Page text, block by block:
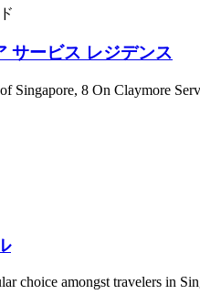
サービス レジデンス
Singapore, 8 On Claymore
choice amongst travelers in